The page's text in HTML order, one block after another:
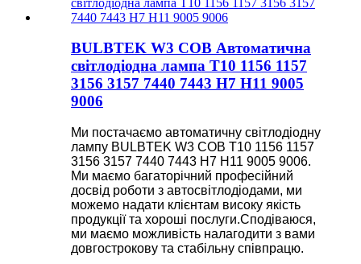
BULBTEK W3 COB Автоматична
світлодіодна лампа T10 1156 1157
3156 3157 7440 7443 H7 H11 9005
9006
Ми постачаємо автоматичну світлодіодну
лампу BULBTEK W3 COB T10 1156 1157
3156 3157 7440 7443 H7 H11 9005 9006.
Ми маємо багаторічний професійний
досвід роботи з автосвітлодіодами, ми
можемо надати клієнтам високу якість
продукції та хороші послуги.Сподіваюся,
ми маємо можливість налагодити з вами
довгострокову та стабільну співпрацю.